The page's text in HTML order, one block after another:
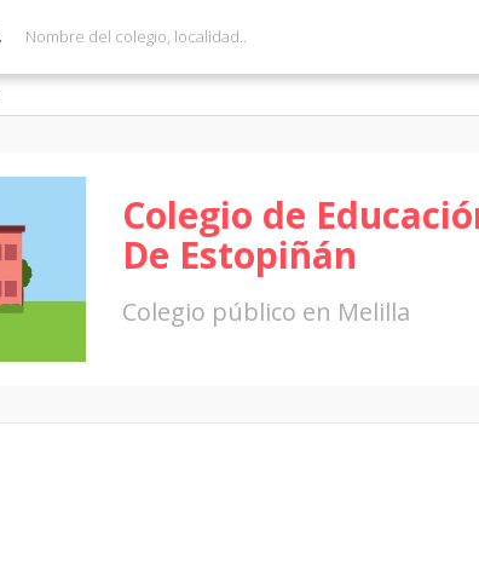
Colegio de
De Estopiñán
Colegio público en Melilla